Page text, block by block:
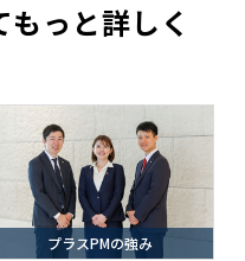
っと詳しく
プラスPMの強み